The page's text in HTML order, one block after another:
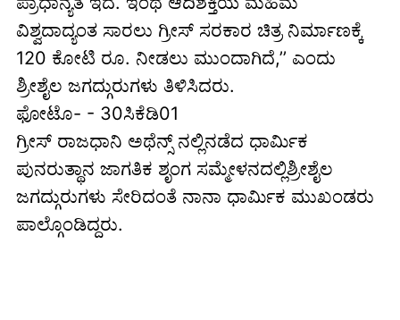
ವಿಶ್ವದಾದ್ಯಂತ ಸಾರಲು ಗ್ರೀಸ್ ಸರಕಾರ ಚಿತ್ರ ನಿರ್ಮಾಣಕ್ಕೆ
120 ಕೋಟಿ ರೂ. ನೀಡಲು ಮುಂದಾಗಿದೆ,’’ ಎಂದು
ಶ್ರೀಶೈಲ ಜಗದ್ಗುರುಗಳು ತಿಳಿಸಿದರು.
ಫೋಟೊ- - 30ಸಿಕೆಡಿ01
ಗ್ರೀಸ್ ರಾಜಧಾನಿ ಅಥೆನ್ಸ್ ನಲ್ಲಿನಡೆದ ಧಾರ್ಮಿಕ
ಪುನರುತ್ಥಾನ ಜಾಗತಿಕ ಶೃಂಗ ಸಮ್ಮೇಳನದಲ್ಲಿಶ್ರೀಶೈಲ
ಜಗದ್ಗುರುಗಳು ಸೇರಿದಂತೆ ನಾನಾ ಧಾರ್ಮಿಕ ಮುಖಂಡರು
ಪಾಲ್ಗೊಂಡಿದ್ದರು.